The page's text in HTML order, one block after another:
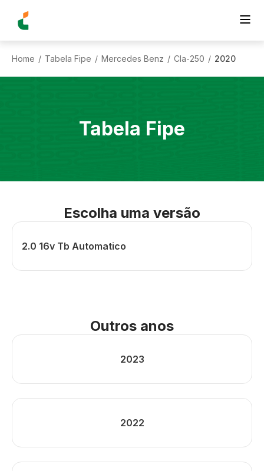
Home / Tabela Fipe / Mercedes Benz / Cla-250 / 2020
Tabela Fipe
Escolha uma versão
2.0 16v Tb Automatico
Outros anos
2023
2022